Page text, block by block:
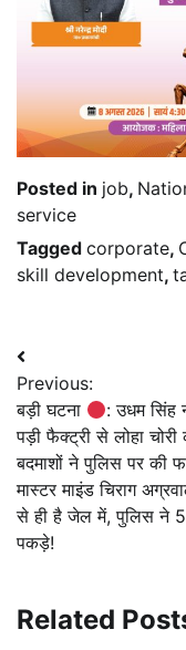
Posted in job,
service
Tagged corporate,
skill development,
Post
navigation
Previous:
बड़ी घटना
: उधम सिंह
पड़ी फैक्ट्री से लोहा
बदमाशों ने पुलिस पर की
मास्टर माइंड चिराग
से ही है जेल में, पुलिस ने 5
पकड़े!
Related